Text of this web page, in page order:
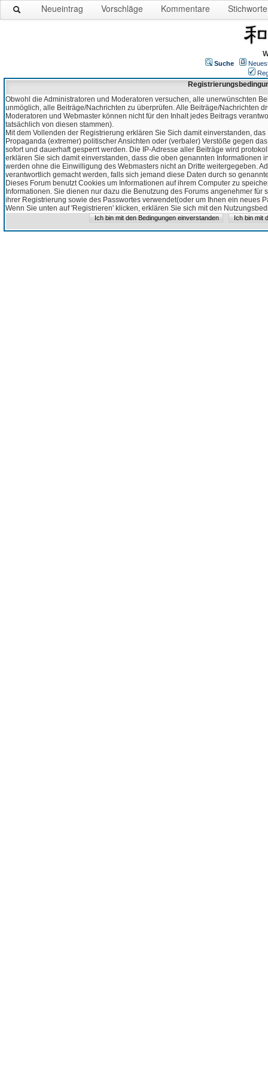
Neueintrag Vorschläge Kommentare Stichworte
Suche
Obwohl die Administratoren und Moderatoren versuchen, alle unerwünschten
unmöglich, alle Beiträge/Nachrichten zu überprüfen. Alle Beiträge/Nachrichten
Moderatoren und Webmaster können nicht für den Inhalt jedes Beitrags
tatsächlich von diesen stammen).
Mit dem Vollenden der Registrierung erklären Sie Sich damit einverstanden,
Propaganda (extremer) politischer Ansichten oder (verbaler) Verstöße gegen
sofort und dauerhaft gesperrt werden. Die IP-Adresse aller Beiträge wird
erklären Sie sich damit einverstanden, dass die oben genannten Informationen
werden ohne die Einwilligung des Webmasters nicht an Dritte weitergegeben.
verantwortlich gemacht werden, falls sich jemand diese Daten durch so
Dieses Forum benutzt Cookies um Informationen auf ihrem Computer zu
Informationen. Sie dienen nur dazu die Benutzung des Forums angenehmer
ihrer Registrierung sowie des Passwortes verwendet(oder um Ihnen ein neues
Wenn Sie unten auf 'Registrieren' klicken, erklären Sie sich mit den